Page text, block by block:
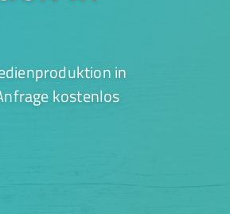
in
kostenlos